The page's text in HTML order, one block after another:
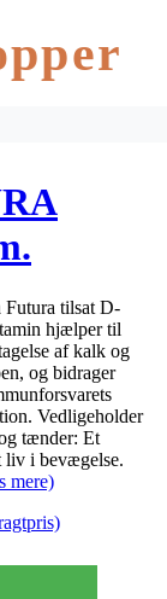
D3 –
tilsat D-
hjælper til
af kalk og
og bidrager
Vedligeholder
tænder: Et
liv i bevægelse.
mere)